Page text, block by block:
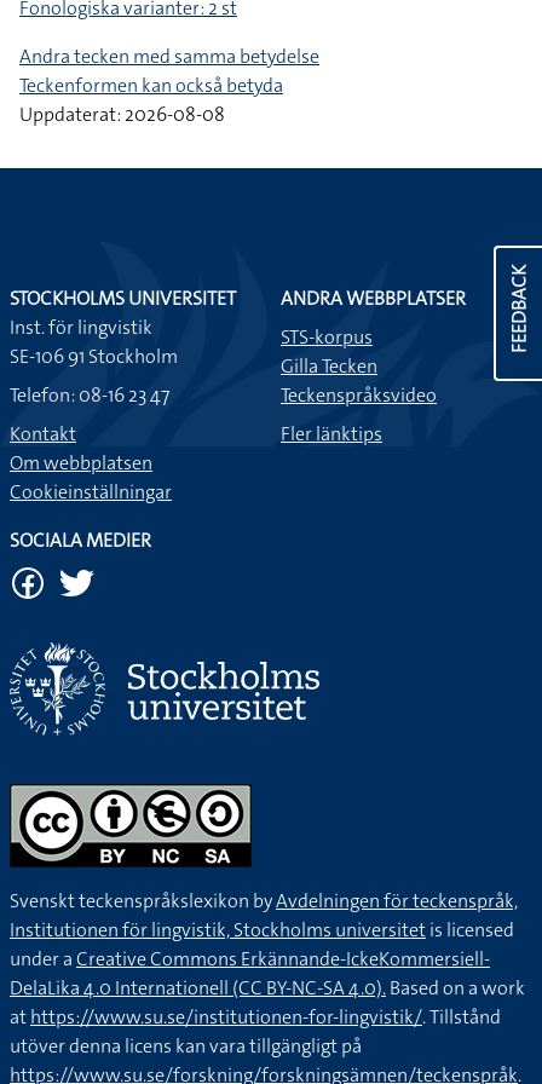
Fonologiska varianter: 2 st
Andra tecken med samma betydelse
Teckenformen kan också betyda
Uppdaterat: 2026-08-08
FEEDBACK
STOCKHOLMS UNIVERSITET
Inst. för lingvistik
SE-106 91 Stockholm
Telefon: 08-16 23 47
Kontakt
Om webbplatsen
Cookieinställningar
ANDRA WEBBPLATSER
STS-korpus
Gilla Tecken
Teckenspråksvideo
Fler länktips
SOCIALA MEDIER
Svenskt teckenspråkslexikon byAvdelningen för teckenspråk,
Institutionen för lingvistik, Stockholms universitetis licensed
under aCreative Commons Erkännande-IckeKommersiell-
DelaLika 4.0 Internationell (CC BY-NC-SA 4.0).Based on a work
athttps://www.su.se/institutionen-for-lingvistik/. Tillstånd
utöver denna licens kan vara tillgängligt på
https://www.su.se/forskning/forskningsämnen/teckenspråk.